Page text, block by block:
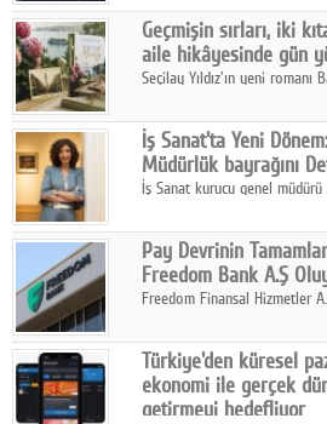
biri konumunda.
Geçmişin sırları, iki
aile hikâyesinde gün
Seçilay Yıldız'ın yeni
katmanlı bir aile hikâyesi
İş Sanat'ta Yeni
Müdürlük bayrağını
İş Sanat kurucu genel
Pay Devrinin
Freedom Bank A.Ş
Freedom Finansal Hizmetler
Turkish Bank'ın ticaret
karar verildi.
Türkiye'den küresel
ekonomi ile gerçek
getirmeyi hedefliyor